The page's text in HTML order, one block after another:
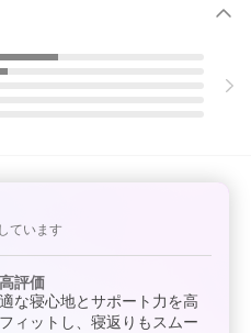
ています
評価
な寝心地とサポート力を高
ィットし、寝返りもスムー